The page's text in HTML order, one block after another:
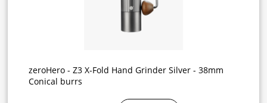
zeroHero - Z3 X-Fold Hand Grinder Silver - 38mm
Conical burrs